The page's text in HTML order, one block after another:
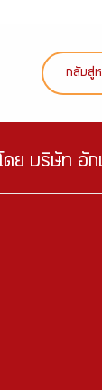
กลับสู่
ดย บริษัท อั